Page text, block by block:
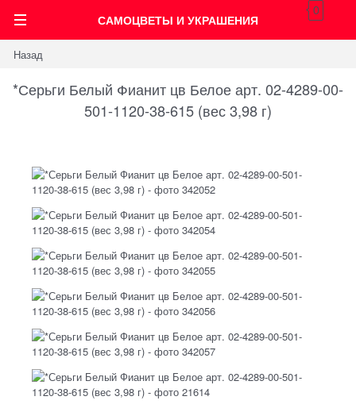
САМОЦВЕТЫ И УКРАШЕНИЯ
0
Назад
*Серьги Белый Фианит цв Белое арт. 02-4289-00-
501-1120-38-615 (вес 3,98 г)